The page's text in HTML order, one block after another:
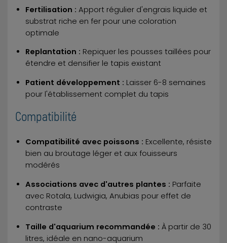
Fertilisation : Apport régulier d'engrais liquide et
substrat riche en fer pour une coloration
optimale
Replantation : Repiquer les pousses taillées pour
étendre et densifier le tapis existant
Patient développement : Laisser 6-8 semaines
pour l'établissement complet du tapis
Compatibilité
Compatibilité avec poissons : Excellente, résiste
bien au broutage léger et aux fouisseurs
modérés
Associations avec d'autres plantes : Parfaite
avec Rotala, Ludwigia, Anubias pour effet de
contraste
Taille d'aquarium recommandée : À partir de 30
litres, idéale en nano-aquarium